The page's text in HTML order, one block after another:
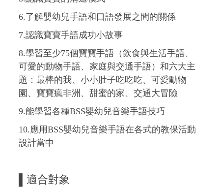
6.了解嬰幼兒手語和口語發展之間的關係
7.認識寶寶手語成功小故事
8.學習至少75個寶寶手語（飲食與生活手語、
可愛的動物手語、家庭與交通手語）和六大主
題：最棒的我、小小肚子吃吃吃、可愛動物
園、寶寶瘋非洲、甜蜜的家、交通大冒險
9.能學習各種BSS嬰幼兒音樂手語技巧
10.應用BSS嬰幼兒音樂手語在各式的教保活動
設計當中
▌適合對象